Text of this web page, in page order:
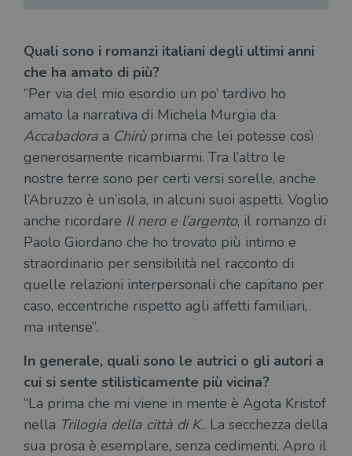
Quali sono i romanzi italiani degli ultimi anni
che ha amato di più?
“Per via del mio esordio un po’ tardivo ho
amato la narrativa di Michela Murgia da
Accabadora a Chirùprima che lei potesse così
generosamente ricambiarmi. Tra l’altro le
nostre terre sono per certi versi sorelle, anche
l’Abruzzo è un’isola, in alcuni suoi aspetti. Voglio
anche ricordare Il nero e l’argento, il romanzo di
Paolo Giordano che ho trovato più intimo e
straordinario per sensibilità nel racconto di
quelle relazioni interpersonali che capitano per
caso, eccentriche rispetto agli affetti familiari,
ma intense”.
In generale, quali sono le autrici o gli autori a
cui si sente stilisticamente più vicina?
“La prima che mi viene in mente è Agota Kristof
nella Trilogia della città di K.. La secchezza della
sua prosa è esemplare, senza cedimenti. Apro il
I cookie strettamente necessari consentono le
funzionalità principali del sito web come
l'accesso dell'utente e la gestione dell'account. Il
sito web non può essere utilizzato
correttamente senza i cookie strettamente
Nome
Fornitore
/
Dominio
Scadenza
wordpress_test_cookie
Inc.
Sessione
wordpress_sec_[hash]
wordpress_logged_in_[hash]
.illibraio.it Sessione